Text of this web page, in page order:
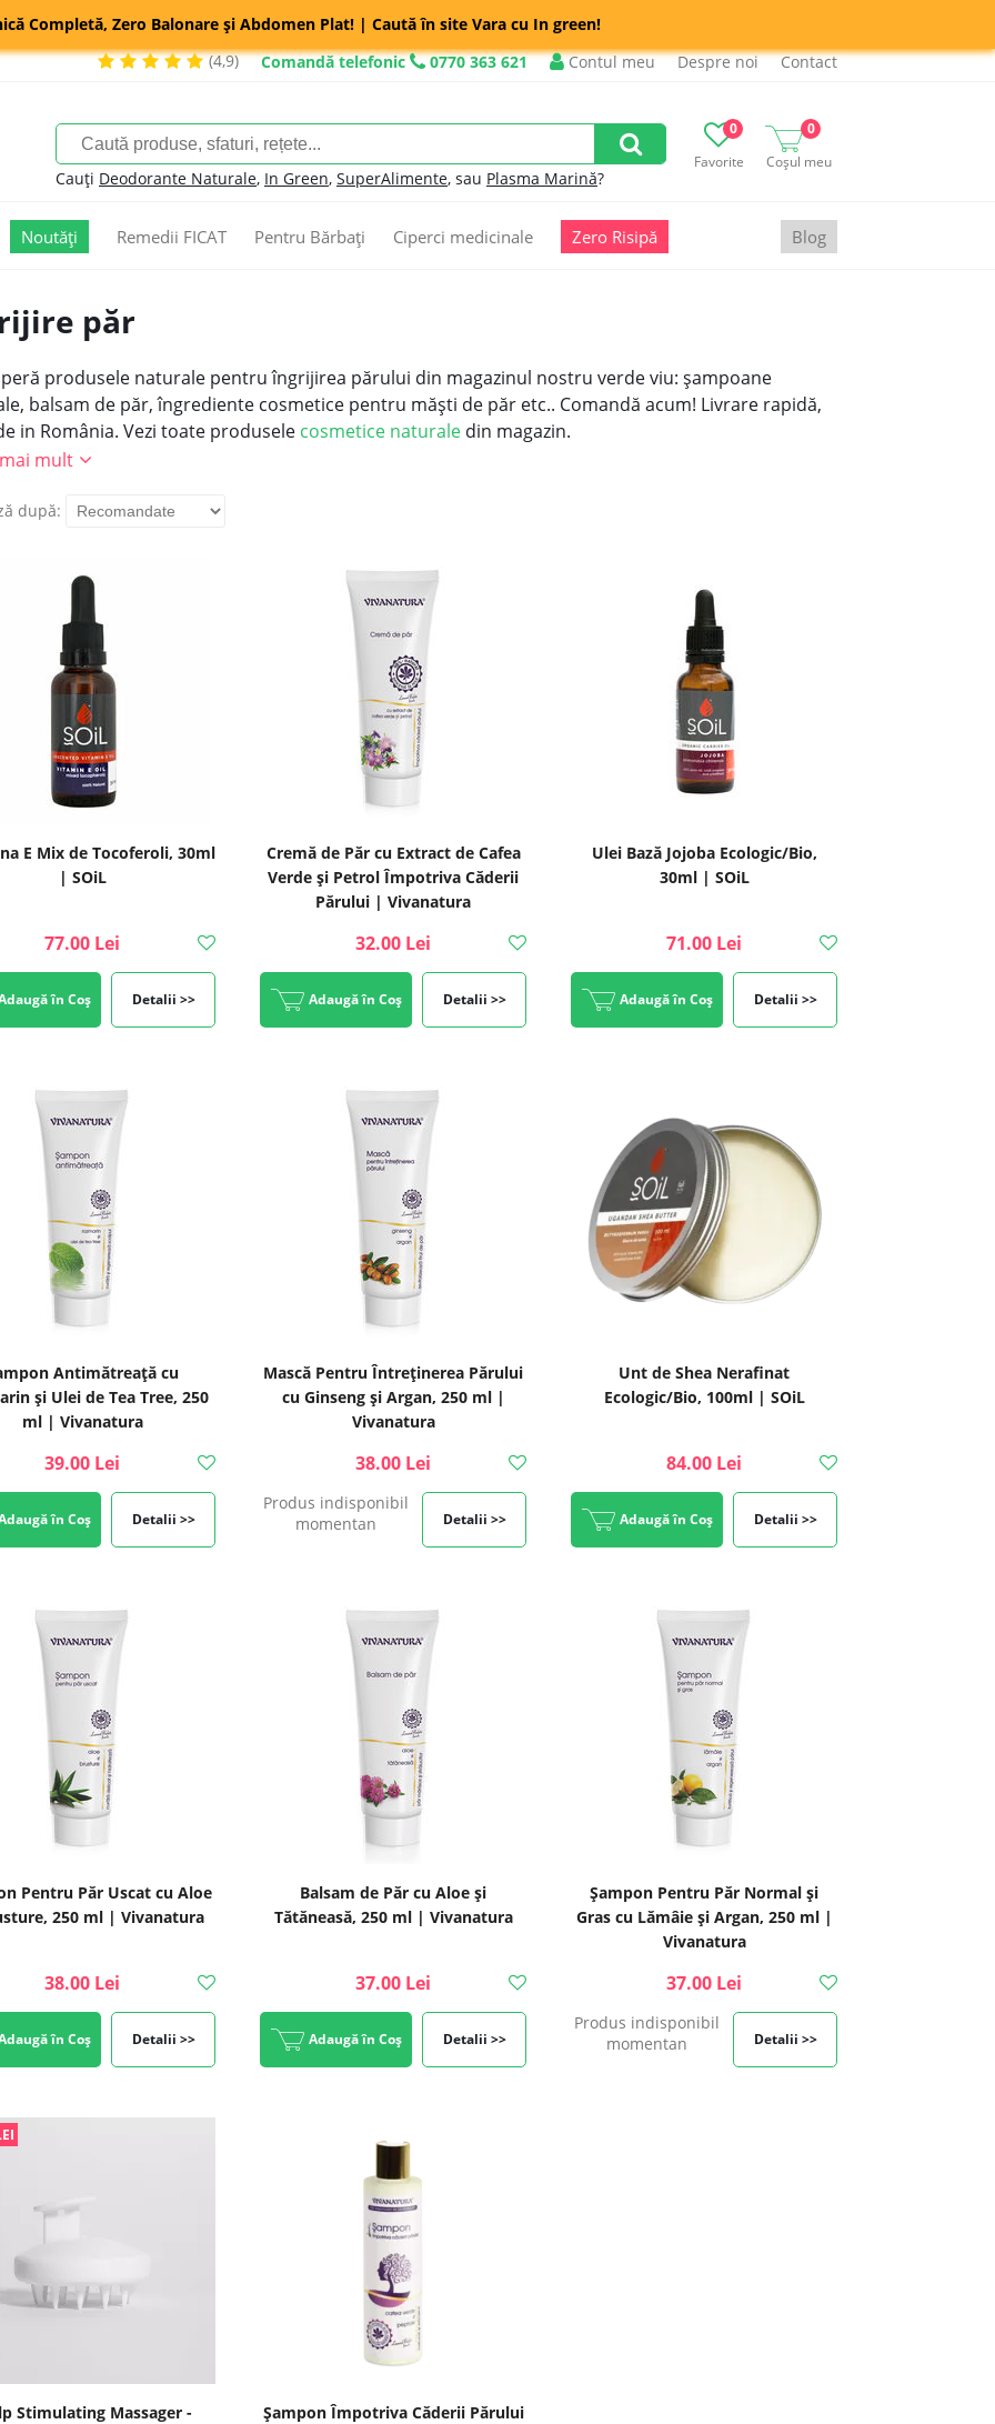
Completă, Zero Balonare și Abdomen Plat! | Caută în site Vara cu In green!
(4,9)
Comandă telefonic 0770 363 621 Contul meu Despre noi Contact
Favorite
0
Coșul meu
0
Cauți Deodorante Naturale, In Green, SuperAlimente, sau Plasma Marină?
Noutăți Remedii FICAT Pentru Bărbați Ciperci medicinale Zero Risipă Blog
păr
produsele naturale pentru îngrijirea părului din magazinul nostru verde viu: șampoane
balsam de păr, îngrediente cosmetice pentru măști de păr etc.. Comandă acum! Livrare rapidă,
in România. Vezi toate produsele cosmetice naturale din magazin.
mult
după:
E Mix de Tocoferoli, 30ml
| SOiL
77.00 Lei
în Coș Detalii >>
Cremă de Păr cu Extract de Cafea
Verde și Petrol Împotriva Căderii
Părului | Vivanatura
32.00 Lei
Adaugă în Coș Detalii >>
Ulei Bază Jojoba Ecologic/Bio,
30ml | SOiL
71.00 Lei
Adaugă în Coș Detalii >>
Antimătreață cu
și Ulei de Tea Tree, 250
ml | Vivanatura
39.00 Lei
în Coș Detalii >>
Mască Pentru Întreţinerea Părului
cu Ginseng și Argan, 250 ml |
Vivanatura
38.00 Lei
Produs indisponibil
momentan
Detalii >>
Unt de Shea Nerafinat
Ecologic/Bio, 100ml | SOiL
84.00 Lei
Adaugă în Coș Detalii >>
Pentru Păr Uscat cu Aloe
250 ml | Vivanatura
38.00 Lei
în Coș Detalii >>
Balsam de Păr cu Aloe și
Tătăneasă, 250 ml | Vivanatura
37.00 Lei
Adaugă în Coș Detalii >>
Șampon Pentru Păr Normal și
Gras cu Lămâie și Argan, 250 ml |
Vivanatura
37.00 Lei
Produs indisponibil
momentan
Detalii >>
Stimulating Massager -
Șampon Împotriva Căderii Părului